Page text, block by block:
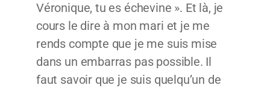
Véronique, tu es échevine ». Et là, je
cours le dire à mon mari et je me
rends compte que je me suis mise
dans un embarras pas possible. Il
faut savoir que je suis quelqu’un de